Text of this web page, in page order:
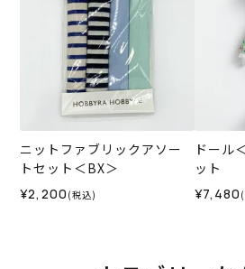
ニットファブリックアソー
トセット＜BX＞
¥2,200 (税込)
ドール
ット
¥7,480